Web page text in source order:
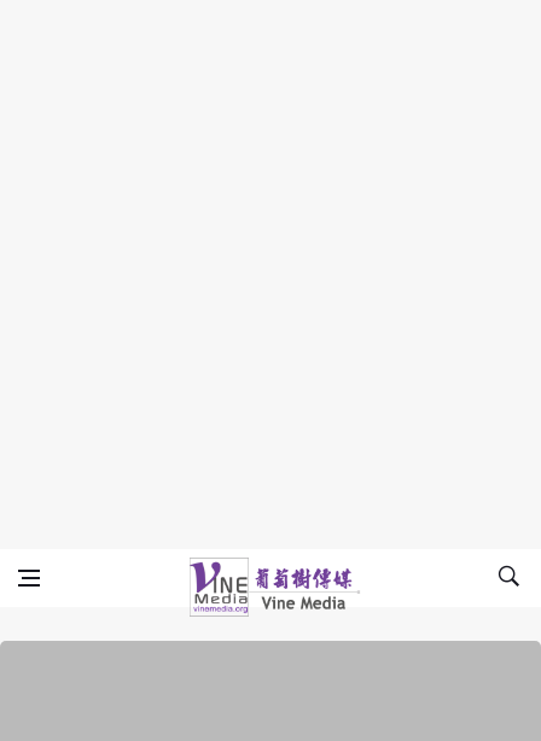
Vine Media
葡萄樹傳媒